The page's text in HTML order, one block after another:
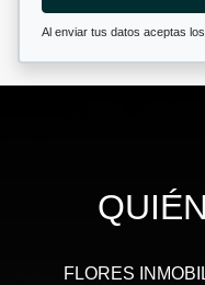
Al enviar tus datos aceptas los
FLORES